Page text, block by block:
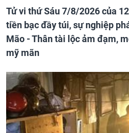
Tử vi thứ Sáu 7/8/2026 của
tiền bạc đầy túi, sự nghiệp
Mão - Thân tài lộc ảm đạm,
mỹ mãn